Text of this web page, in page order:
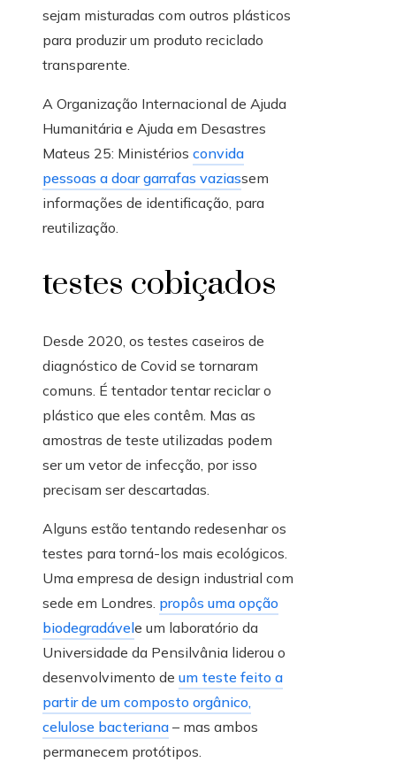
sejam misturadas com outros plásticos
para produzir um produto reciclado
transparente.
A Organização Internacional de Ajuda
Humanitária e Ajuda em Desastres
Mateus 25: Ministérios convida
pessoas a doar garrafas vaziassem
informações de identificação, para
reutilização.
testes cobiçados
Desde 2020, os testes caseiros de
diagnóstico de Covid se tornaram
comuns. É tentador tentar reciclar o
plástico que eles contêm. Mas as
amostras de teste utilizadas podem
ser um vetor de infecção, por isso
precisam ser descartadas.
Alguns estão tentando redesenhar os
testes para torná-los mais ecológicos.
Uma empresa de design industrial com
sede em Londres. propôs uma opção
biodegradávele um laboratório da
Universidade da Pensilvânia liderou o
desenvolvimento de um teste feito a
partir de um composto orgânico,
celulose bacteriana – mas ambos
permanecem protótipos.